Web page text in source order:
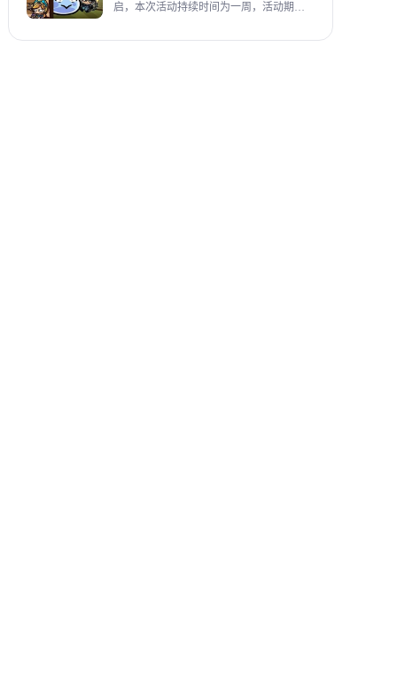
启，本次活动持续时间为一周，活动期间
来提升活动等级领取对应奖励，下面为大